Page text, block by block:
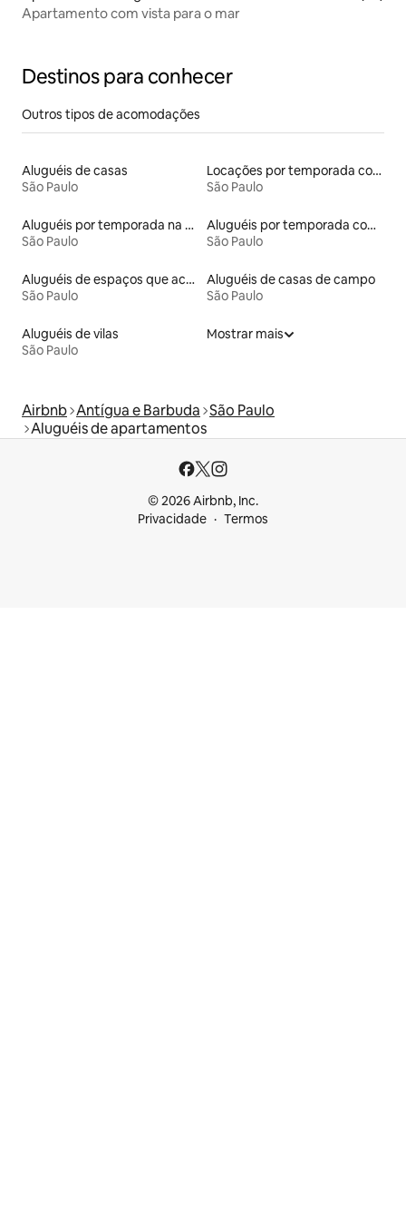
Apartamento com vista para o mar
Destinos para conhecer
Outros tipos de acomodações
Aluguéis de casas
São Paulo
Locações por temporada com piscina
São Paulo
Aluguéis por temporada na orla
São Paulo
Aluguéis por temporada com acesso à praia
São Paulo
Aluguéis de espaços que aceitam animais de estimação
São Paulo
Aluguéis de casas de campo
São Paulo
Aluguéis de vilas
São Paulo
Mostrar mais
Airbnb Antígua e Barbuda São Paulo
Aluguéis de apartamentos
© 2026 Airbnb, Inc.
Privacidade
Termos